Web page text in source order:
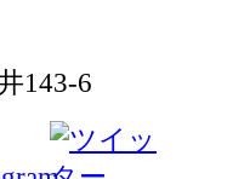
143-6